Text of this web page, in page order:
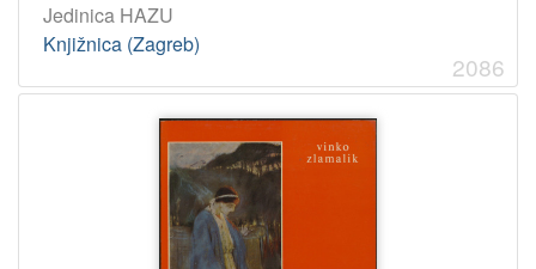
Jedinica HAZU
Knjižnica (Zagreb)
2086